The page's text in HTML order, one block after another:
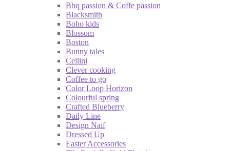
Bbq passion & Coffe passion
Blacksmith
Boho kids
Blossom
Boston
Bunny tales
Cellini
Clever cooking
Coffee to go
Color Loop Horizon
Colourful spring
Crafted Blueberry
Daily Line
Design Naif
Dressed Up
Easter Accessories